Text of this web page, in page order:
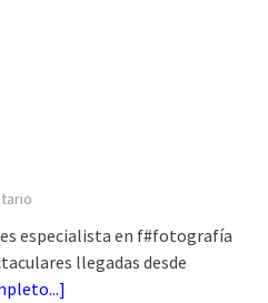
especialista en f#fotografía
llegadas desde
]